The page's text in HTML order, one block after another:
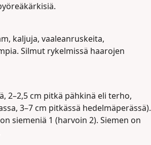
kaljuja, vaaleanruskeita,
Silmut rykelmissä haarojen
2–2,5 cm pitkä pähkinä eli terho,
3–7 cm pitkässä hedelmäperässä).
siemeniä 1 (harvoin 2). Siemen on